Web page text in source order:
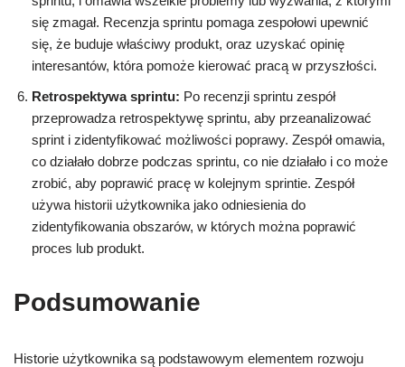
się zmagał. Recenzja sprintu pomaga zespołowi upewnić
się, że buduje właściwy produkt, oraz uzyskać opinię
interesantów, która pomoże kierować pracą w przyszłości.
Retrospektywa sprintu: Po recenzji sprintu zespół
przeprowadza retrospektywę sprintu, aby przeanalizować
sprint i zidentyfikować możliwości poprawy. Zespół omawia,
co działało dobrze podczas sprintu, co nie działało i co może
zrobić, aby poprawić pracę w kolejnym sprintie. Zespół
używa historii użytkownika jako odniesienia do
zidentyfikowania obszarów, w których można poprawić
proces lub produkt.
Podsumowanie
Historie użytkownika są podstawowym elementem rozwoju